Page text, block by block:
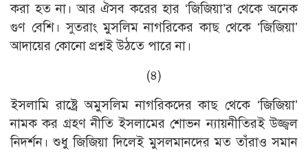
করা হত না। আর ঐসব করের হার ‘জিজিয়া’র থেকে অনেক
গুণ বেশি। সুতরাং মুসলিম নাগরিকের কাছ থেকে ‘জিজিয়া’
আদায়ের কোনাে প্রশ্নই উঠতে পারে না।
(৪)
ইসলামি রাষ্ট্রে অমুসলিম নাগরিকদের কাছ থেকে ‘জিজিয়া’
নামক কর গ্রহণ নীতি ইসলামের শােভন ন্যায়নীতিরই উজ্জ্বল
নিদর্শন। শুধু জিজিয়া দিলেই মুসলমানদের মত তাঁরাও সমান